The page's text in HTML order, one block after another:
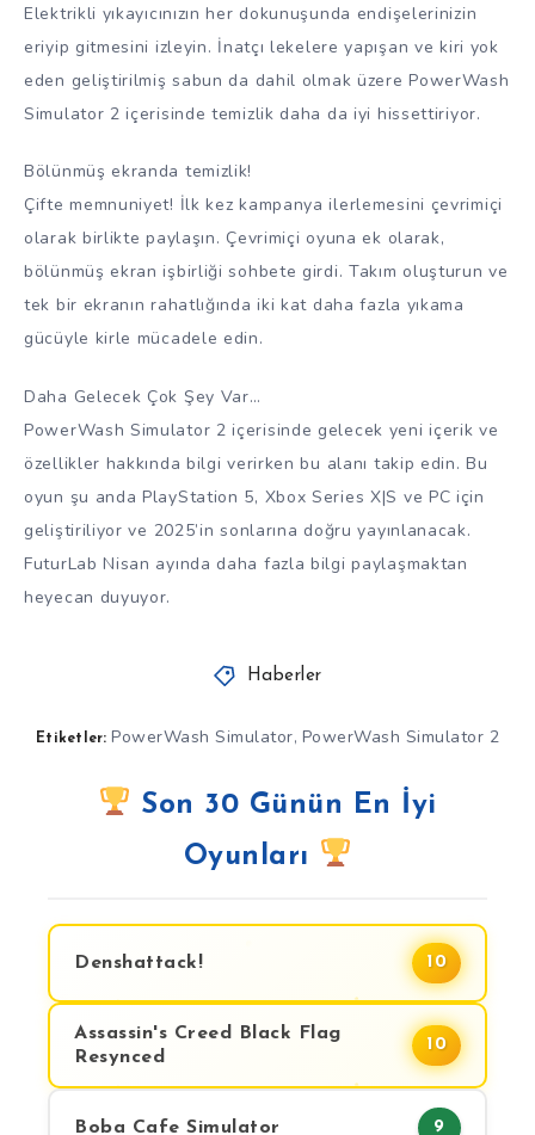
Elektrikli yıkayıcınızın her dokunuşunda endişelerinizin
eriyip gitmesini izleyin. İnatçı lekelere yapışan ve kiri yok
eden geliştirilmiş sabun da dahil olmak üzere PowerWash
Simulator 2 içerisinde temizlik daha da iyi hissettiriyor.
Bölünmüş ekranda temizlik!
Çifte memnuniyet! İlk kez kampanya ilerlemesini çevrimiçi
olarak birlikte paylaşın. Çevrimiçi oyuna ek olarak,
bölünmüş ekran işbirliği sohbete girdi. Takım oluşturun ve
tek bir ekranın rahatlığında iki kat daha fazla yıkama
gücüyle kirle mücadele edin.
Daha Gelecek Çok Şey Var…
PowerWash Simulator 2 içerisinde gelecek yeni içerik ve
özellikler hakkında bilgi verirken bu alanı takip edin. Bu
oyun şu anda PlayStation 5, Xbox Series X|S ve PC için
geliştiriliyor ve 2025’in sonlarına doğru yayınlanacak.
FuturLab Nisan ayında daha fazla bilgi paylaşmaktan
heyecan duyuyor.
Haberler
Etiketler: PowerWash Simulator, PowerWash Simulator 2
Son 30 Günün En İyi
Oyunları
Denshattack! 10
Assassin's Creed Black Flag
Resynced
10
Boba Cafe Simulator 9